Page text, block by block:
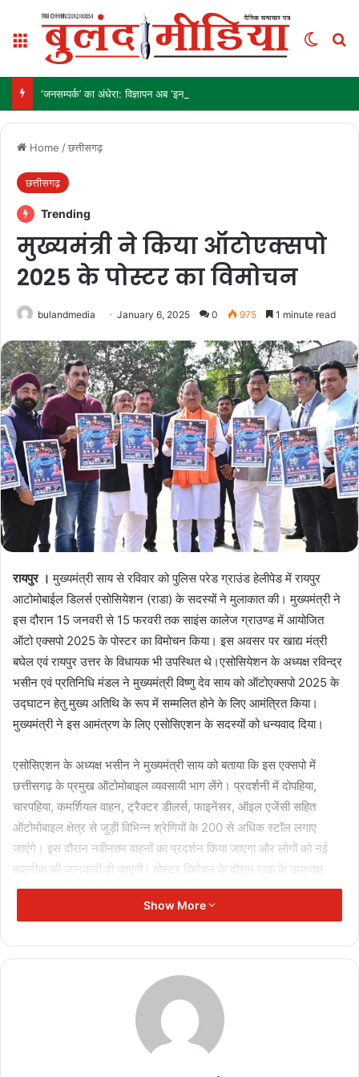
Menu
‘जनसम्पर्क’ का अंधेरा: विज्ञापन अब ‘इनाम’ नहीं, ‘हथियार’ है!
Home /छत्तीसगढ़
छत्तीसगढ़
Trending
मुख्यमंत्री ने किया ऑटोएक्सपो
2025 के पोस्टर का विमोचन
bulandmedia January 6, 2025 0 975 1 minute read
रायपुर । मुख्यमंत्री साय से रविवार को पुलिस परेड ग्राउंड हेलीपेड में रायपुर
आटोमोबाईल डिलर्स एसोसियेशन (राडा) के सदस्यों ने मुलाकात की। मुख्यमंत्री ने
इस दौरान 15 जनवरी से 15 फरवरी तक साइंस कालेज ग्राउण्ड में आयोजित
ऑटो एक्सपो 2025 के पोस्टर का विमोचन किया। इस अवसर पर खाद्य मंत्री
बघेल एवं रायपुर उत्तर के विधायक भी उपस्थित थे।एसोसियेशन के अध्यक्ष रविन्द्र
भसीन एवं प्रतिनिधि मंडल ने मुख्यमंत्री विष्णु देव साय को ऑटोएक्सपो 2025 के
उद्घाटन हेतु मुख्य अतिथि के रूप में सम्मलित होने के लिए आमंत्रित किया।
मुख्यमंत्री ने इस आमंत्रण के लिए एसोसिएशन के सदस्यों को धन्यवाद दिया।
एसोसिएशन के अध्यक्ष भसीन ने मुख्यमंत्री साय को बताया कि इस एक्सपो में
छत्तीसगढ़ के प्रमुख ऑटोमोबाइल व्यवसायी भाग लेंगे। प्रदर्शनी में दोपहिया,
चारपहिया, कमर्शियल वाहन, ट्रैक्टर डीलर्स, फाइनेंसर, ऑइल एजेंसी सहित
ऑटोमोबाइल क्षेत्र से जुड़ी विभिन्न श्रेणियों के 200 से अधिक स्टॉल लगाए
जाएंगे। इस दौरान नवीनतम वाहनों का प्रदर्शन किया जाएगा और लोगों को नई
तकनीक की जानकारी दी जाएगी। पोस्टर विमोचन के दौरान राडा के उपाध्यक्ष
कैलाश खेमानी, सचिव विवेक अग्रवाल, छत्तीसगढ़ चेम्बर ऑफ़ कामर्स के प्रदेश
अध्यक्ष अमर परवानी, फेडरेशन ऑफ़ ऑटोमोबाइल डीलर्स एसोसिएशन के पूर्व
पत्रकार उत्पीड़न के खिलाफ प्रदेशभर में विरोध,
मुख्यमंत्री के नाम ज्ञापन सौंपे
November 11, 2025
Show More